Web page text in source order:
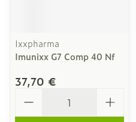
Ixxpharma
Imunixx G7 Comp 40 Nf
37,70 €